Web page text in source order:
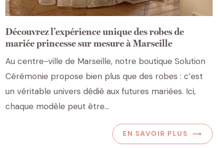
Découvrez l’expérience unique des robes de
mariée princesse sur mesure à Marseille
Au centre-ville de Marseille, notre boutique Solution
Cérémonie propose bien plus que des robes : c’est
un véritable univers dédié aux futures mariées. Ici,
chaque modèle peut être…
EN SAVOIR PLUS